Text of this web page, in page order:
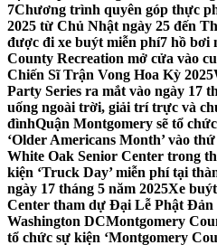
7Chương trình quyên góp thực
2025 từ Chủ Nhật ngày 25 đến
được đi xe buýt miễn phí7 hồ bơi
County Recreation mở cửa vào
Chiến Sĩ Trận Vong Hoa Kỳ 2025
Party Series ra mắt vào ngày 17
uống ngoài trời, giải trí trực và
đìnhQuận Montgomery sẽ tổ
‘Older Americans Month’ vào
White Oak Senior Center trong
kiện ‘Truck Day’ miễn phí tại
ngày 17 tháng 5 năm 2025Xe
Center tham dự Đại Lễ Phật
Washington DCMontgomery
tổ chức sự kiện ‘Montgomery